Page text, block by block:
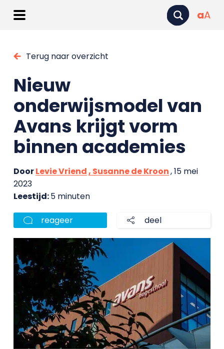
aA
Terug naar overzicht
Nieuw
onderwijsmodel van
Avans krijgt vorm
binnen academies
DoorLevie Vriend, Susanne de Kroon, 15 mei
2023
Leestijd:5 minuten
reageer deel